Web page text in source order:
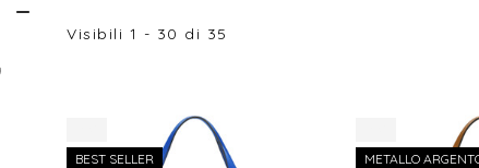
Visibili 1 - 30 di 35
BEST SELLER
METALLO